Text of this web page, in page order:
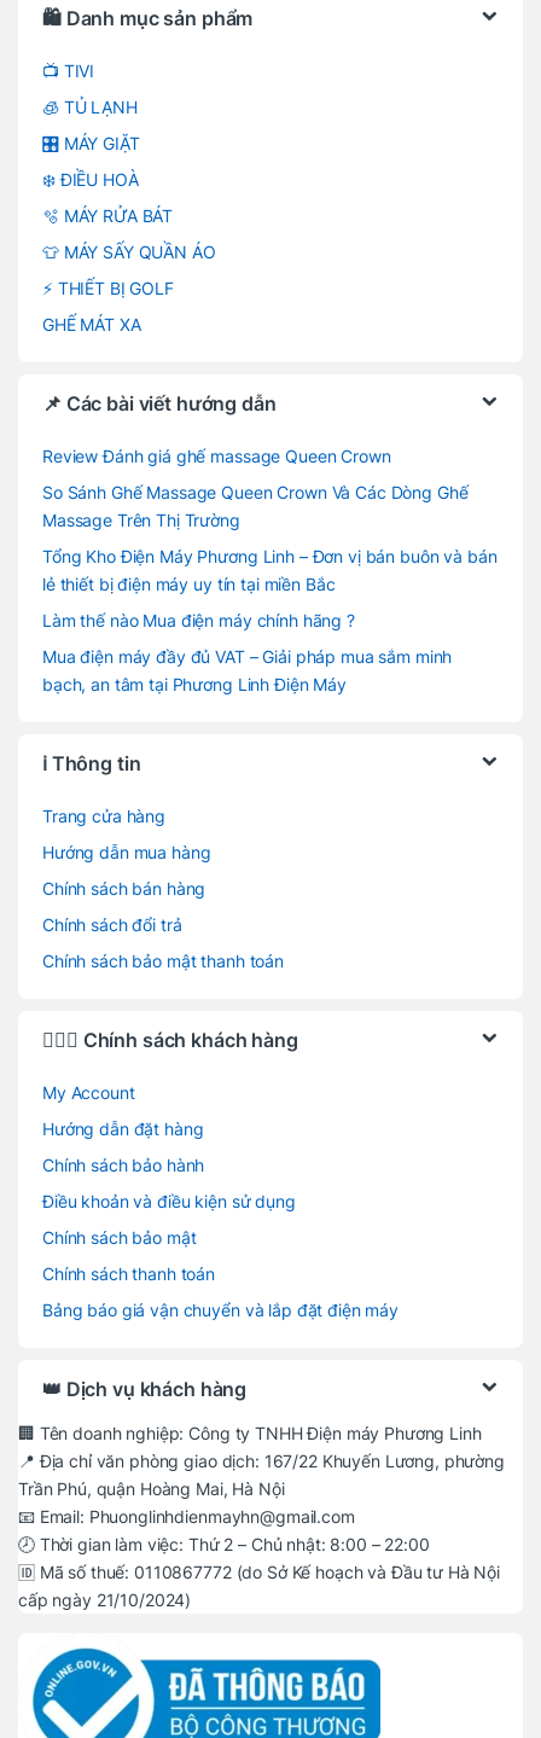
🛍️ Danh mục sản phẩm
📺 TIVI
🧊 TỦ LẠNH
🎛️ MÁY GIẶT
❄️ ĐIỀU HOÀ
🫧 MÁY RỬA BÁT
👕 MÁY SẤY QUẦN ÁO
⚡ THIẾT BỊ GOLF
GHẾ MÁT XA
📌 Các bài viết hướng dẫn
Review Đánh giá ghế massage Queen Crown
So Sánh Ghế Massage Queen Crown Và Các Dòng Ghế
Massage Trên Thị Trường
Tổng Kho Điện Máy Phương Linh – Đơn vị bán buôn và bán
lẻ thiết bị điện máy uy tín tại miền Bắc
Làm thế nào Mua điện máy chính hãng ?
Mua điện máy đầy đủ VAT – Giải pháp mua sắm minh
bạch, an tâm tại Phương Linh Điện Máy
ℹ️ Thông tin
Trang cửa hàng
Hướng dẫn mua hàng
Chính sách bán hàng
Chính sách đổi trả
Chính sách bảo mật thanh toán
🙋🏻‍♂️ Chính sách khách hàng
My Account
Hướng dẫn đặt hàng
Chính sách bảo hành
Điều khoản và điều kiện sử dụng
Chính sách bảo mật
Chính sách thanh toán
Bảng báo giá vận chuyển và lắp đặt điện máy
👑 Dịch vụ khách hàng
🏢 Tên doanh nghiệp: Công ty TNHH Điện máy Phương Linh
📍 Địa chỉ văn phòng giao dịch: 167/22 Khuyến Lương, phường
Trần Phú, quận Hoàng Mai, Hà Nội
📧 Email: Phuonglinhdienmayhn@gmail.com
🕗 Thời gian làm việc: Thứ 2 – Chủ nhật: 8:00 – 22:00
🆔 Mã số thuế: 0110867772 (do Sở Kế hoạch và Đầu tư Hà Nội
cấp ngày 21/10/2024)